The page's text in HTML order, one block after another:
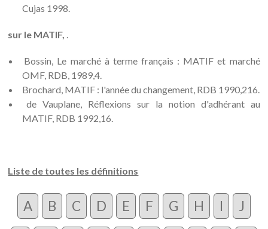
Cujas 1998.
sur le MATIF, .
Bossin, Le marché à terme français : MATIF et marché
OMF, RDB, 1989,4.
Brochard, MATIF : l'année du changement, RDB 1990,216.
de Vauplane, Réflexions sur la notion d'adhérant au
MATIF, RDB 1992,16.
Liste de toutes les définitions
A B C D E F G H I J